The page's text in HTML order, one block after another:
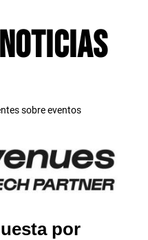
sobre eventos
por